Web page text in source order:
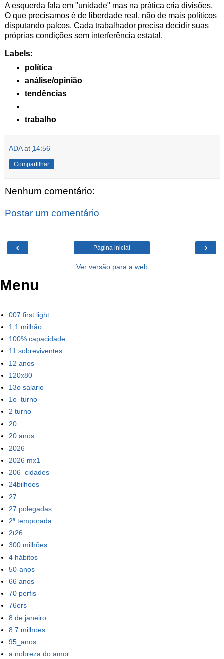
A esquerda fala em "unidade" mas na prática cria divisões.
O que precisamos é de liberdade real, não de mais políticos
disputando palcos. Cada trabalhador precisa decidir suas
próprias condições sem interferência estatal.
Labels:
política
análise/opinião
tendências
trabalho
ADA at 14:56
Compartilhar
Nenhum comentário:
Postar um comentário
‹ ›
Página inicial
Ver versão para a web
Menu
007 first light
1,1 milhão
100% capacidade
11 sobreviventes
12 anos
120x80
13o salario
1o_turno
2 turno
20
20 anos
2026
2026 mx1
206_cidades
24bilhoes
27
27 polegadas
2ª temporada
2t26
300 milhões
4 hábitos
50-anos
66 anos
70 perfis
76ers
8 de janeiro
8.7 milhoes
95_anos
a nobreza do amor